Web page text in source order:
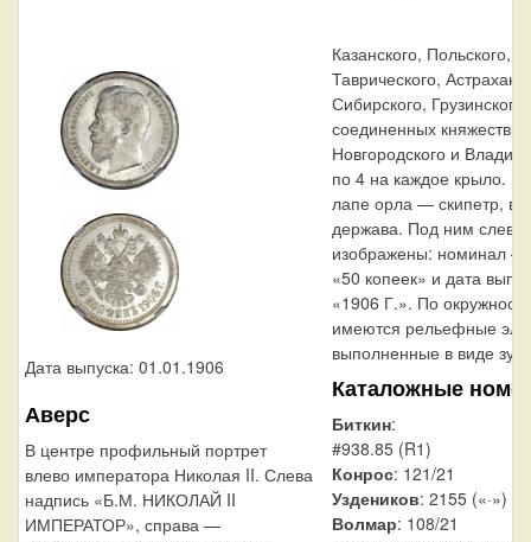
Дата выпуска: 01.01.1906
Аверс
В центре профильный портрет
влево императора Николая II. Слева
надпись «Б.М. НИКОЛАЙ II
ИМПЕРАТОР», справа —
Казанского, Польского,
Таврического,
Сибирского, Грузинского
соединенных княжеств
Новгородского и
по 4 на каждое крыло. В
лапе орла — скипетр, в
держава. Под ним слева
изображены: номинал —
«50 копеек» и дата
«1906 Г.». По
имеются рельефные
выполненные в виде
Каталожные
Биткин:
#938.85 (R1)
Конрос: 121/21
Уздеников: 2155 («·»)
Волмар: 108/21